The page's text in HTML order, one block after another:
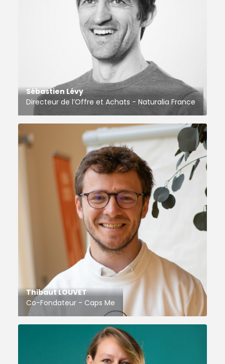
Sébastien Lévy
Directeur de l’Offre et Achats - Naturalia France
Thibaut LOUVET
Co-Fondateur - Caps Me